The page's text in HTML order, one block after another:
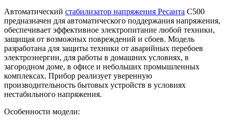
Автоматический стабилизатор напряжения Ресанта C500
предназначен для автоматического поддержания напряжения,
обеспечивает эффективное электропитание любой техники,
защищая от возможных повреждений и сбоев. Модель
разработана для защиты техники от аварийных перебоев
электроэнергии, для работы в домашних условиях, в
загородном доме, в офисе и небольших промышленных
комплексах. Прибор реализует уверенную
производительность бытовых устройств в условиях
нестабильного напряжения.
Особенности модели: